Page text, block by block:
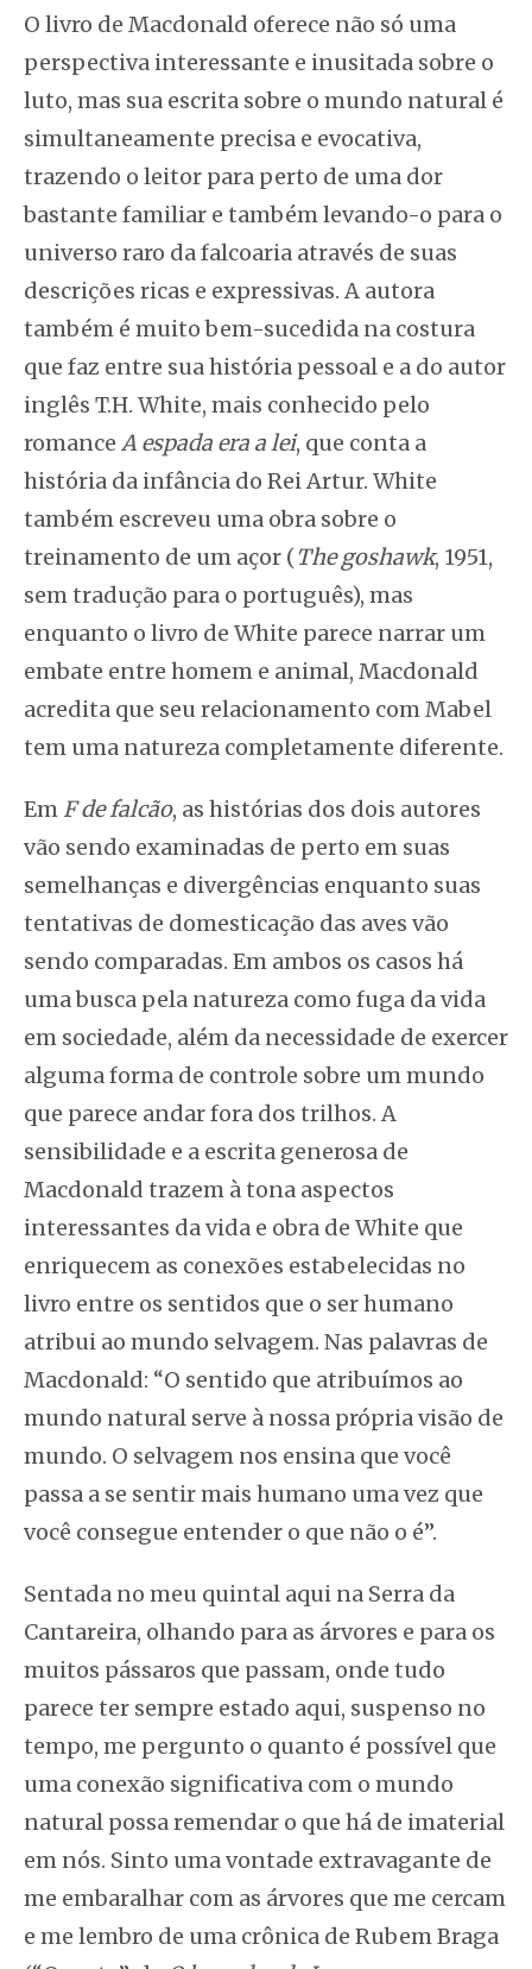
O livro de Macdonald oferece não só uma
perspectiva interessante e inusitada sobre o
luto, mas sua escrita sobre o mundo natural é
simultaneamente precisa e evocativa,
trazendo o leitor para perto de uma dor
bastante familiar e também levando-o para o
universo raro da falcoaria através de suas
descrições ricas e expressivas. A autora
também é muito bem-sucedida na costura
que faz entre sua história pessoal e a do autor
inglês T.H. White, mais conhecido pelo
romance A espada era a lei, que conta a
história da infância do Rei Artur. White
também escreveu uma obra sobre o
treinamento de um açor (The goshawk, 1951,
sem tradução para o português), mas
enquanto o livro de White parece narrar um
embate entre homem e animal, Macdonald
acredita que seu relacionamento com Mabel
tem uma natureza completamente diferente.
Em F de falcão, as histórias dos dois autores
vão sendo examinadas de perto em suas
semelhanças e divergências enquanto suas
tentativas de domesticação das aves vão
sendo comparadas. Em ambos os casos há
uma busca pela natureza como fuga da vida
em sociedade, além da necessidade de exercer
alguma forma de controle sobre um mundo
que parece andar fora dos trilhos. A
sensibilidade e a escrita generosa de
Macdonald trazem à tona aspectos
interessantes da vida e obra de White que
enriquecem as conexões estabelecidas no
livro entre os sentidos que o ser humano
atribui ao mundo selvagem. Nas palavras de
Macdonald: “O sentido que atribuímos ao
mundo natural serve à nossa própria visão de
mundo. O selvagem nos ensina que você
passa a se sentir mais humano uma vez que
você consegue entender o que não o é”.
Sentada no meu quintal aqui na Serra da
Cantareira, olhando para as árvores e para os
muitos pássaros que passam, onde tudo
parece ter sempre estado aqui, suspenso no
tempo, me pergunto o quanto é possível que
uma conexão significativa com o mundo
natural possa remendar o que há de imaterial
em nós. Sinto uma vontade extravagante de
me embaralhar com as árvores que me cercam
e me lembro de uma crônica de Rubem Braga